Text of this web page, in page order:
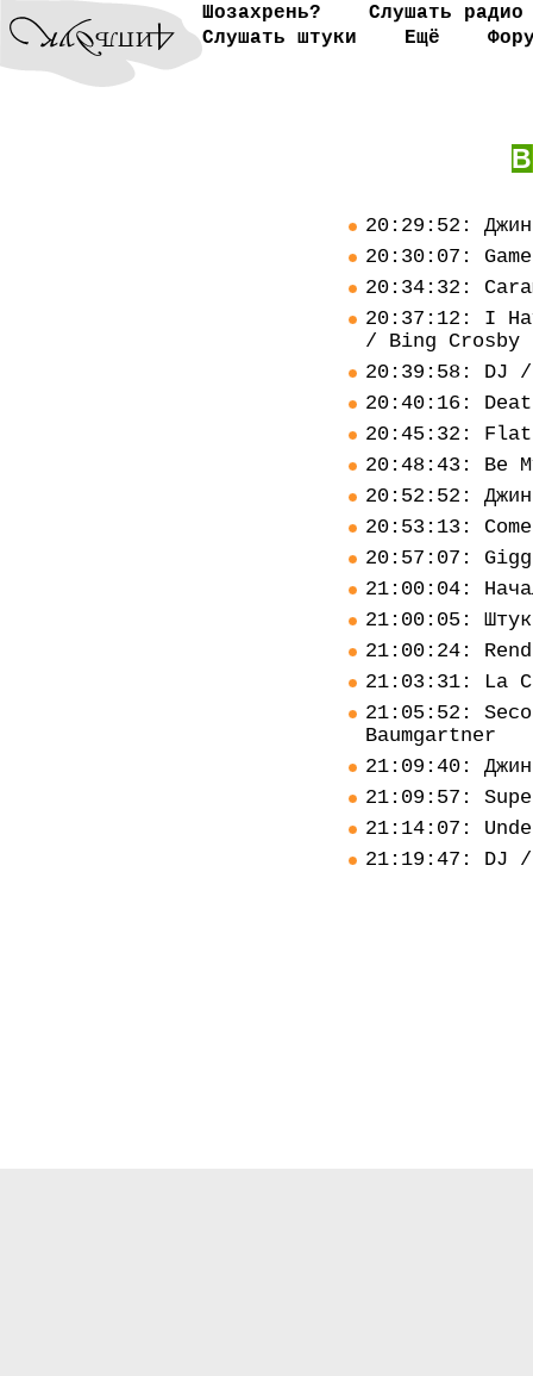
Шозахрень?
Слушать радио
Слушать штуки
Ещё
В
20:29:52:
20:30:07:
20:34:32:
20:37:12: I
/ Bing Crosby
20:39:58: DJ /
20:40:16:
20:45:32:
20:48:43: Be
20:52:52:
20:53:13:
20:57:07:
21:00:04:
21:00:05:
21:00:24:
21:03:31: La
21:05:52:
Baumgartner
21:09:40:
21:09:57:
21:14:07:
21:19:47: DJ /